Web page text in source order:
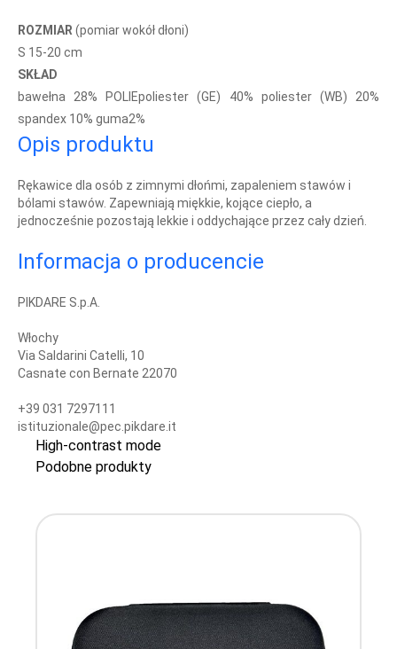
ROZMIAR(pomiar wokół dłoni)
S 15-20 cm
SKŁAD
bawełna 28% POLIEpoliester (GE) 40% poliester (WB) 20%
spandex 10% guma2%
Opis produktu
Rękawice dla osób z zimnymi dłońmi, zapaleniem stawów i
bólami stawów. Zapewniają miękkie, kojące ciepło, a
jednocześnie pozostają lekkie i oddychające przez cały dzień.
Informacja o producencie
PIKDARE S.p.A.
Włochy
Via Saldarini Catelli, 10
Casnate con Bernate 22070
+39 031 7297111
istituzionale@pec.pikdare.it
High-contrast mode
Podobne produkty